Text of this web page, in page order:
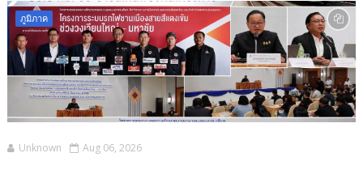
ภูมิภาค
Unknown Aug 06, 2026